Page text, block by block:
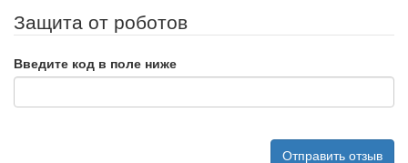
Защита от роботов
Введите код в поле ниже
Отправить отзыв